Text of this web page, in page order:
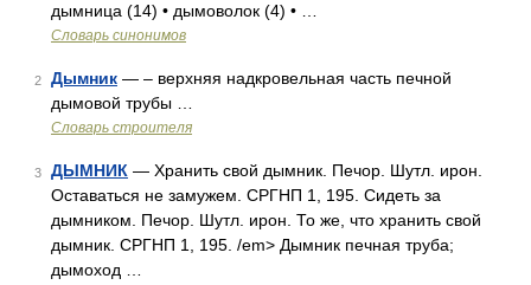
дымница (14) • дымоволок (4) • …
Словарь синонимов
2 Дымник — – верхняя надкровельная часть печной
дымовой трубы …
Словарь строителя
3 ДЫМНИК — Хранить свой дымник. Печор. Шутл. ирон.
Оставаться не замужем. СРГНП 1, 195. Сидеть за
дымником. Печор. Шутл. ирон. То же, что хранить свой
дымник. СРГНП 1, 195. /em> Дымник печная труба;
дымоход …